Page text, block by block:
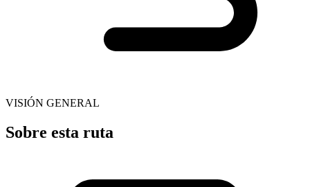
VISIÓN GENERAL
Sobre esta ruta